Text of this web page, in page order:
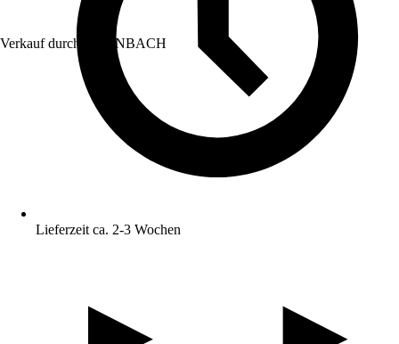
Verkauf durch: HORNBACH
Lieferzeit ca. 2-3 Wochen